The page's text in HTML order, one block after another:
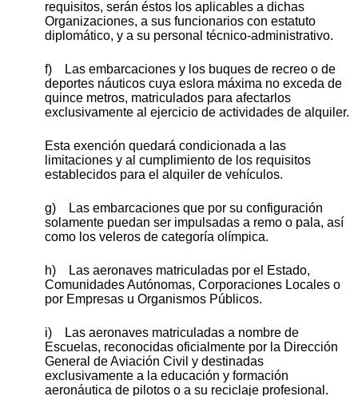
requisitos, serán éstos los aplicables a dichas
Organizaciones, a sus funcionarios con estatuto
diplomático, y a su personal técnico-administrativo.
f) Las embarcaciones y los buques de recreo o de
deportes náuticos cuya eslora máxima no exceda de
quince metros, matriculados para afectarlos
exclusivamente al ejercicio de actividades de alquiler.
Esta exención quedará condicionada a las
limitaciones y al cumplimiento de los requisitos
establecidos para el alquiler de vehículos.
g) Las embarcaciones que por su configuración
solamente puedan ser impulsadas a remo o pala, así
como los veleros de categoría olímpica.
h) Las aeronaves matriculadas por el Estado,
Comunidades Autónomas, Corporaciones Locales o
por Empresas u Organismos Públicos.
i) Las aeronaves matriculadas a nombre de
Escuelas, reconocidas oficialmente por la Dirección
General de Aviación Civil y destinadas
exclusivamente a la educación y formación
aeronáutica de pilotos o a su reciclaje profesional.